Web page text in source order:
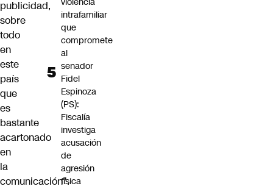
publicidad,
sobre
todo
en
este
país
que
es
bastante
acartonado
en
la
comunicación".
intrafamiliar
que
compromete
al
senador
Fidel
Espinoza
(PS):
Fiscalía
investiga
acusación
de
agresión
física